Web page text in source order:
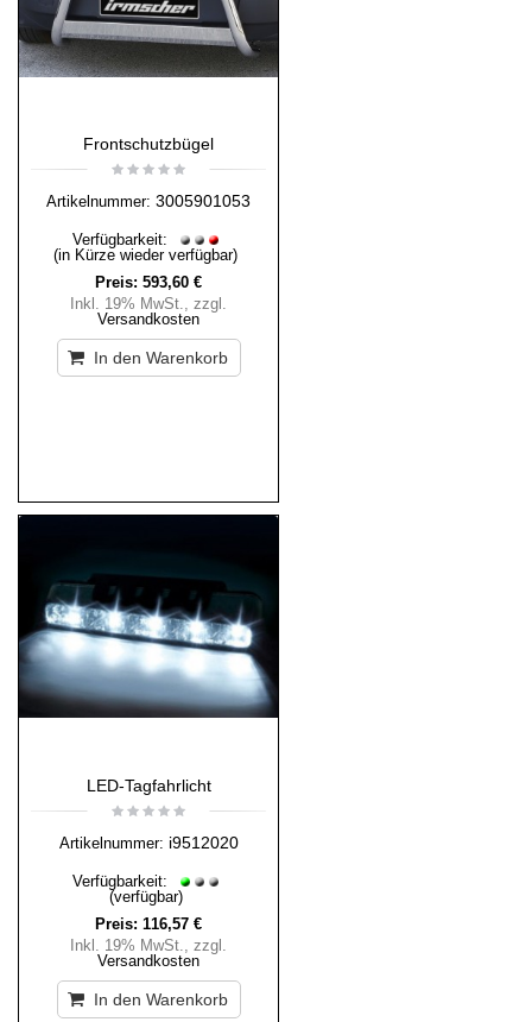
Frontschutzbügel
Artikelnummer: 3005901053
Verfügbarkeit:
(in Kürze wieder verfügbar)
Preis: 593,60 €
Inkl. 19% MwSt., zzgl.
Versandkosten
In den Warenkorb
LED-Tagfahrlicht
Artikelnummer: i9512020
Verfügbarkeit:
(verfügbar)
Preis: 116,57 €
Inkl. 19% MwSt., zzgl.
Versandkosten
In den Warenkorb